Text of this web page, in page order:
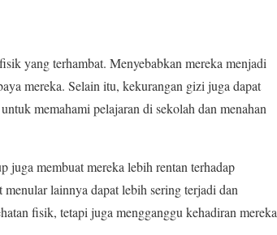
yang terhambat. Menyebabkan mereka menjadi
mereka. Selain itu, kekurangan gizi juga dapat
memahami pelajaran di sekolah dan menahan
juga membuat mereka lebih rentan terhadap
lainnya dapat lebih sering terjadi dan
fisik, tetapi juga mengganggu kehadiran mereka